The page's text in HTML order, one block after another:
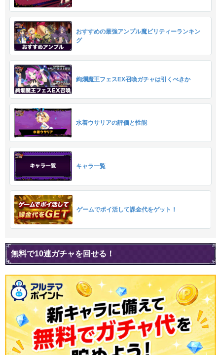
おすすめの最強アンプル魔ビリティーランキン
グ
絢爛魔王フェスEX召喚ガチャは引くべきか
水着ウサリアの評価と性能
キャラ一覧
ゲームでポイ活して課金代をゲット！
無料で10連ガチャを回せる！